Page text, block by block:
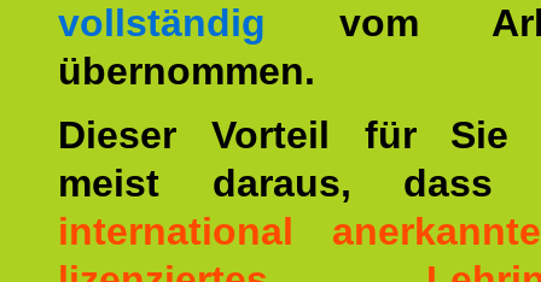
vollständig vom
übernommen.
Dieser Vorteil für Sie
meist daraus,
international